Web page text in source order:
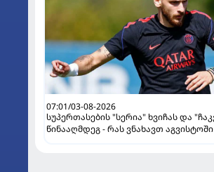
07:01/03-08-2026
სუპერთასების "სერია" ხვიჩას და "ჩაკვე" "ბარსას"
წინააღმდეგ - რას ვნახავთ აგვისტოში